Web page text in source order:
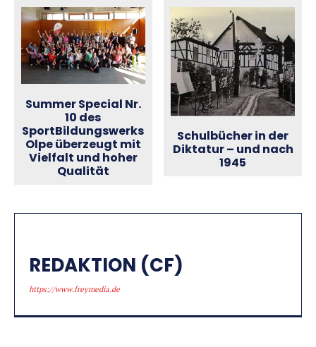
Summer Special Nr.
10 des
SportBildungswerks
Olpe überzeugt mit
Vielfalt und hoher
Qualität
Schulbücher in der
Diktatur – und nach
1945
REDAKTION (CF)
https://www.freymedia.de